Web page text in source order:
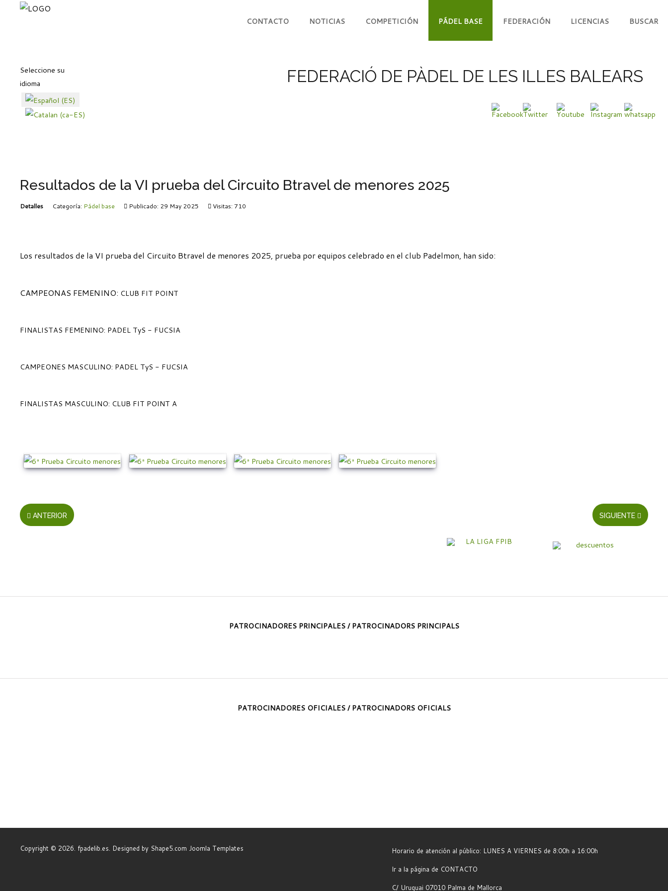
CONTACTO NOTICIAS COMPETICIÓN PÁDEL BASE FEDERACIÓN LICENCIAS BUSCAR
Seleccione su
idioma
FEDERACIÓ DE PÀDEL DE LES ILLES BALEARS
Resultados de la VI prueba del Circuito Btravel de menores 2025
Detalles Categoría: Pádel base Publicado: 29 May 2025 Visitas: 710
Los resultados de la VI prueba del Circuito Btravel de menores 2025, prueba por equipos celebrado en el club Padelmon, han sido:
CAMPEONAS FEMENINO: CLUB FIT POINT
FINALISTAS FEMENINO: PADEL TyS - FUCSIA
CAMPEONES MASCULINO: PADEL TyS - FUCSIA
FINALISTAS MASCULINO: CLUB FIT POINT A
ANTERIOR SIGUIENTE
PATROCINADORES PRINCIPALES / PATROCINADORS PRINCIPALS
PATROCINADORES OFICIALES / PATROCINADORS OFICIALS
Copyright © 2026. fpadelib.es. Designed by Shape5.com Joomla Templates Horario de atención al público: LUNES A VIERNES de 8:00h a 16:00h
Ir a la página de CONTACTO
C/ Uruguai 07010 Palma de Mallorca